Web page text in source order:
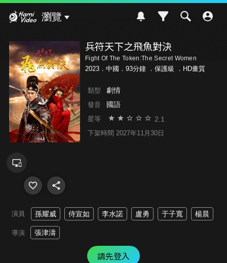
瀏覽
兵符天下之飛魚對決
Fight Of The Token:The Secret Women
2023．中國．93分鐘 ． 保護級 ．HD畫質
類型 劇情
發音 國語
星等 2.1
下架時間 2027年11月30日
演員 孫耀威 侍宣如 李水諾 盧勇 于子寬 楊晨
導演 張津濤
請先登入